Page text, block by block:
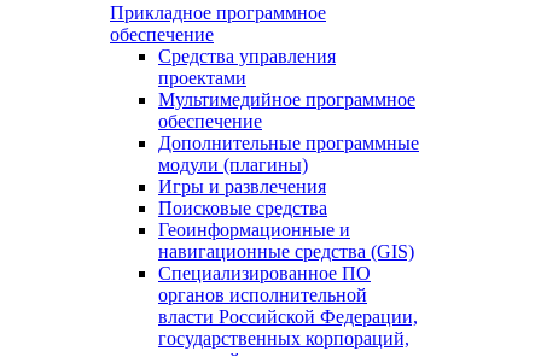
Прикладное программное
обеспечение
Средства управления
проектами
Мультимедийное программное
обеспечение
Дополнительные программные
модули (плагины)
Игры и развлечения
Поисковые средства
Геоинформационные и
навигационные средства (GIS)
Специализированное ПО
органов исполнительной
власти Российской Федерации,
государственных корпораций,